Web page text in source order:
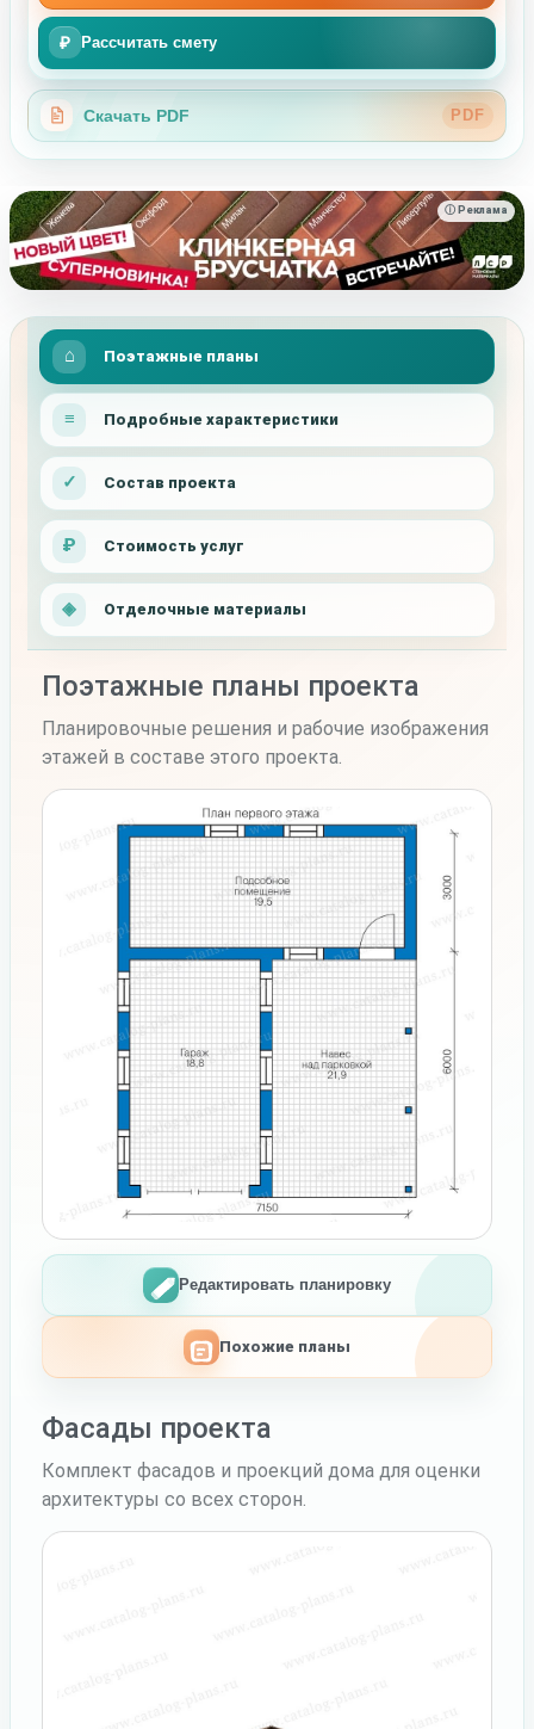
₽ Рассчитать смету
Скачать PDF PDF
ⓘ Реклама
Поэтажные планы
Подробные характеристики
Состав проекта
Стоимость услуг
Отделочные материалы
Поэтажные планы проекта
Планировочные решения и рабочие изображения
этажей в составе этого проекта.
Редактировать планировку
Похожие планы
Фасады проекта
Комплект фасадов и проекций дома для оценки
архитектуры со всех сторон.